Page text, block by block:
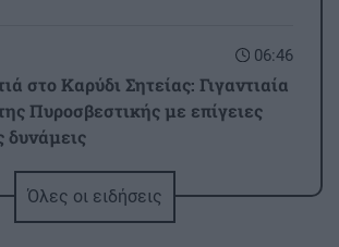
06:46
στο Καρύδι Σητείας: Γιγαντιαία
Πυροσβεστικής με επίγειες
δυνάμεις
SEXΌλες οι ειδήσεις